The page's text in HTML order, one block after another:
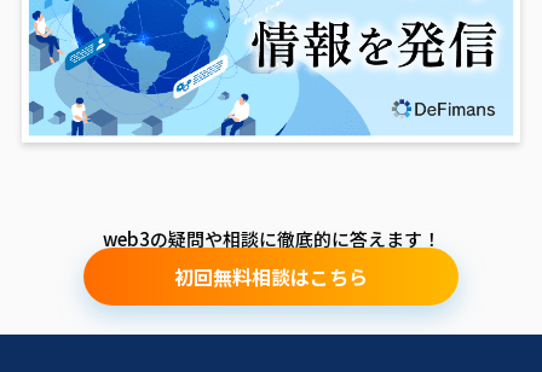
web3の疑問や相談に徹底的に答えます！
初回無料相談はこちら